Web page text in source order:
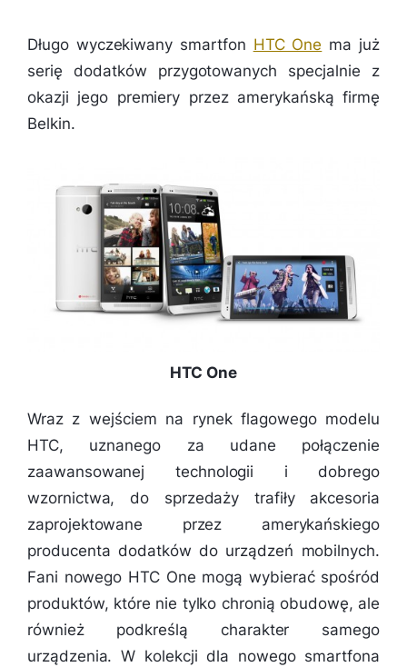
Długo wyczekiwany smartfon HTC One ma już
serię dodatków przygotowanych specjalnie z
okazji jego premiery przez amerykańską firmę
Belkin.
HTC One
Wraz z wejściem na rynek flagowego modelu
HTC, uznanego za udane połączenie
zaawansowanej technologii i dobrego
wzornictwa, do sprzedaży trafiły akcesoria
zaprojektowane przez amerykańskiego
producenta dodatków do urządzeń mobilnych.
Fani nowego HTC One mogą wybierać spośród
produktów, które nie tylko chronią obudowę, ale
również podkreślą charakter samego
urządzenia. W kolekcji dla nowego smartfona